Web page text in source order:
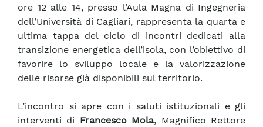
ore 12 alle 14, presso l’Aula Magna di Ingegneria
dell’Università di Cagliari, rappresenta la quarta e
ultima tappa del ciclo di incontri dedicati alla
transizione energetica dell’isola, con l’obiettivo di
favorire lo sviluppo locale e la valorizzazione
delle risorse già disponibili sul territorio.
L’incontro si apre con i saluti istituzionali e gli
interventi di Francesco Mola, Magnifico Rettore